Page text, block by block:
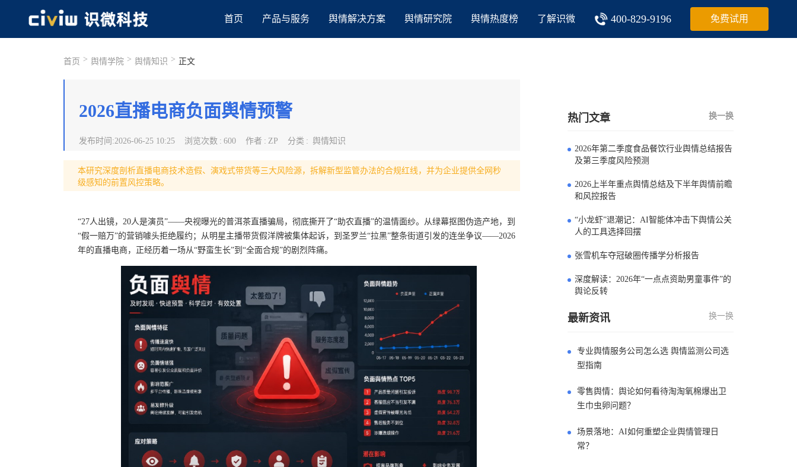
首页 产品与服务 舆情解决方案 舆情研究院 舆情热度榜 了解识微 400-829-9196 免费试用
首页 > 舆情学院 > 舆情知识 > 正文
2026直播电商负面舆情预警
发布时间 :2026-06-25 10:25 浏览次数 : 600 作者 : ZP 分类 : 舆情知识
本研究深度剖析直播电商技术造假、演戏式带货等三大风险源，拆解新型监管办法的合规红线，并为企业提供全网秒
级感知的前置风控策略。
“27人出镜，20人是演员”——央视曝光的普洱茶直播骗局，彻底撕开了“助农直播”的温情面纱。从绿幕抠图伪造产地，到
“假一赔万”的营销噱头拒绝履约；从明星主播带货假洋牌被集体起诉，到圣罗兰“拉黑”整条街道引发的连坐争议——2026
年的直播电商，正经历着一场从“野蛮生长”到“全面合规”的剧烈阵痛。
热门文章 换一换
2026年第二季度食品餐饮行业舆情总结报告
及第三季度风险预测
2026上半年重点舆情总结及下半年舆情前瞻
和风控报告
“小龙虾”退潮记：AI智能体冲击下舆情公关
人的工具选择回摆
张雪机车夺冠破圈传播学分析报告
深度解读：2026年“一点点资助男童事件”的
舆论反转
最新资讯 换一换
专业舆情服务公司怎么选 舆情监测公司选
型指南
零售舆情：舆论如何看待淘淘氧棉爆出卫
生巾虫卵问题？
场景落地：AI如何重塑企业舆情管理日
常？